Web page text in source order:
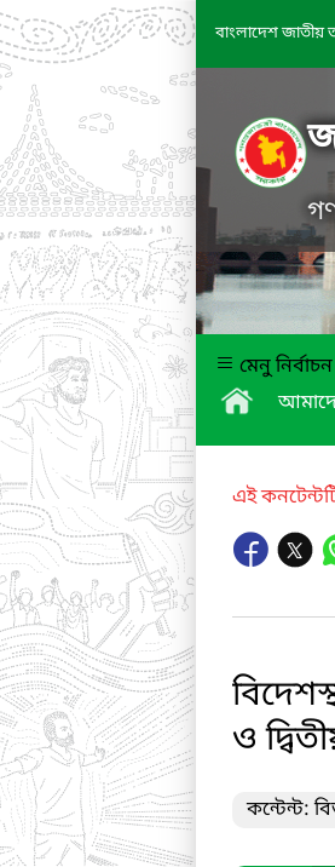
বাংলাদেশ জাতীয়
মেনু
এই
ও
কন্টেন্ট: